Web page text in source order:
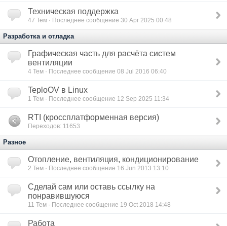
Техническая поддержка
47 Тем · Последнее сообщение 30 Apr 2025 00:48
Разработка и отладка
Графическая часть для расчёта систем
вентиляции
4 Тем · Последнее сообщение 08 Jul 2016 06:40
TeploOV в Linux
1 Тем · Последнее сообщение 12 Sep 2025 11:34
RTI (кроссплатформенная версия)
Переходов: 11653
Разное
Отопление, вентиляция, кондиционирование
2 Тем · Последнее сообщение 16 Jun 2013 13:10
Сделай сам или оставь ссылку на
понравившуюся
11 Тем · Последнее сообщение 19 Oct 2018 14:48
Работа